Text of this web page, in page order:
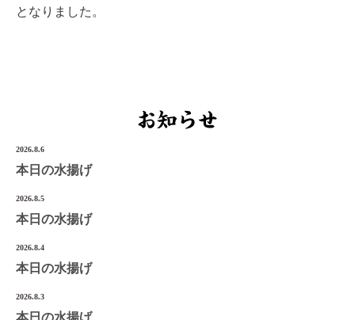
となりました。
2026.8.6
本日の水揚げ
2026.8.5
本日の水揚げ
2026.8.4
本日の水揚げ
2026.8.3
本日の水揚げ
宮城県気仙沼市南町1-3-14